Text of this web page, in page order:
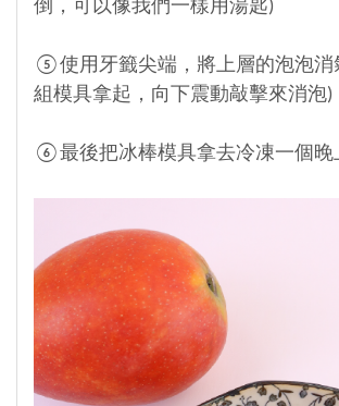
倒，可以像我們一樣用湯匙)
⑤使用牙籤尖端，將上層的泡泡消
組模具拿起，向下震動敲擊來消泡)
⑥最後把冰棒模具拿去冷凍一個晚